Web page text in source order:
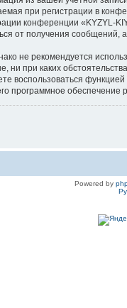
при регистрации в
конференции «KYZYL-
от получения
рекомендуется
ни при каких
воспользоваться
программное обеспечение
Powered by